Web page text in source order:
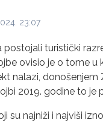
23:07
postojali turistički
ovisio je o tome u
nalazi, donošenjem
2019. godine to je
su najniži i najviši